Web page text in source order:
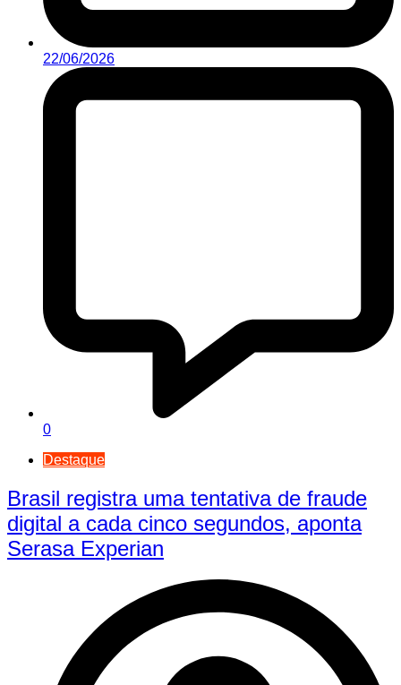
22/06/2026
0
Destaque
Brasil registra uma tentativa de fraude
digital a cada cinco segundos, aponta
Serasa Experian